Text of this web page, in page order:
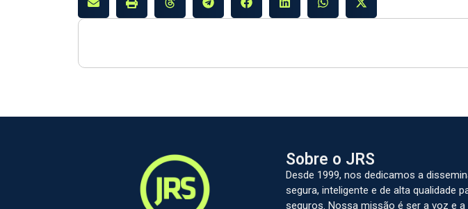
Sobre o JRS
Desde 1999, nos dedicamos a
segura, inteligente e de alta qualidade
seguros. Nossa missão é ser a voz e a